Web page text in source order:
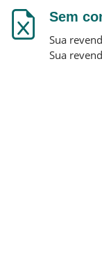
Sem
Sua
Sua